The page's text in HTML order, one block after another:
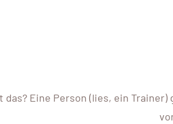
das? Eine Person (lies, ein